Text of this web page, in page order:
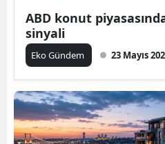
ABD konut
sinyali
Eko Gündem 23 Mayıs